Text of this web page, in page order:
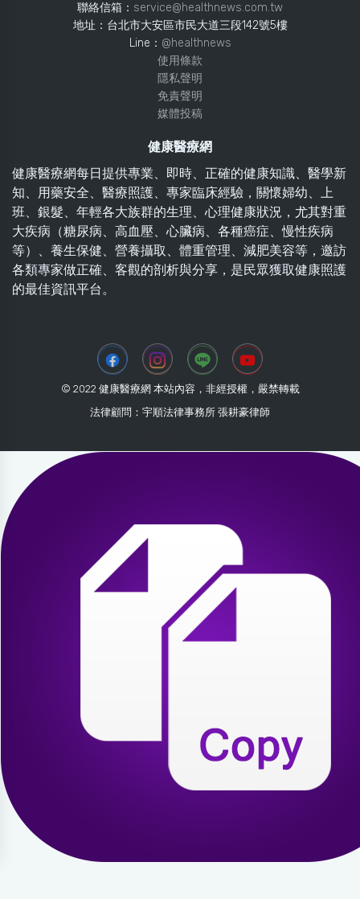
聯絡信箱： service@healthnews.com.tw
地址：台北市大安區市民大道三段142號5樓
Line： @healthnews
使用條款
隱私聲明
免責聲明
媒體投稿
健康醫療網
健康醫療網每日提供專業、即時、正確的健康知識、醫學新
知、用藥安全、醫療照護、專家臨床經驗，關懷婦幼、上
班、銀髮、年輕各大族群的生理、心理健康狀況，尤其對重
大疾病（糖尿病、高血壓、心臟病、各種癌症、慢性疾病
等）、養生保健、營養攝取、體重管理、減肥美容等，邀訪
各類專家做正確、客觀的剖析與分享，是民眾獲取健康照護
的最佳資訊平台。
© 2022 健康醫療網 本站內容，非經授權，嚴禁轉載
法律顧問：宇順法律事務所 張耕豪律師